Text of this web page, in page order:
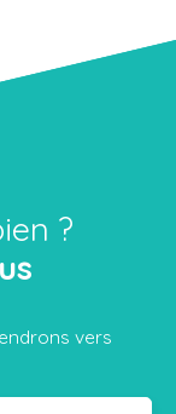
?
vers